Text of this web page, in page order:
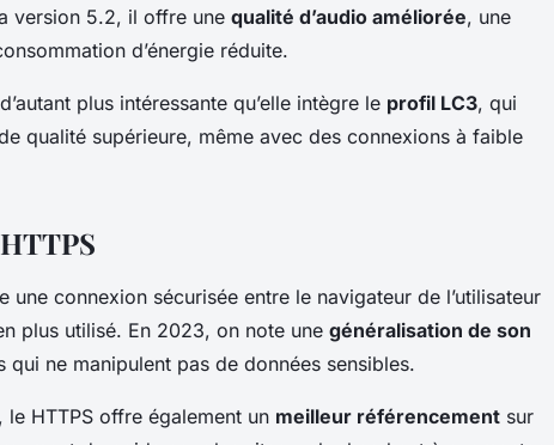
version 5.2, il offre une qualité d’audio améliorée, une
d’énergie réduite.
plus intéressante qu’elle intègre le profil LC3, qui
qualité supérieure, même avec des connexions à faible
une connexion sécurisée entre le navigateur de l’utilisateur
plus utilisé. En 2023, on note une généralisation de son
qui ne manipulent pas de données sensibles.
HTTPS offre également un meilleur référencement sur